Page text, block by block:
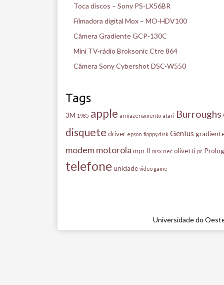
Toca discos – Sony PS-LX56BR
Filmadora digital Mox – MO-HDV100
Câmera Gradiente GCP-130C
Mini TV-rádio Broksonic Ctre 864
Câmera Sony Cybershot DSC-W550
Tags
3M 1985 apple armazenamento atari Burroughs
disquete driver epson floppy disk Genius
modemmotorola mpr II msx nec olivetti pc
telefoneunidade video game
Universidade do